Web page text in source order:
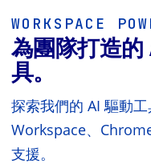
WORKSPACE
為團隊打造
具。
探索我們的 AI 驅動
Workspace、
支援。